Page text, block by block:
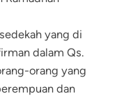
yang di
dalam Qs.
orang yang
dan